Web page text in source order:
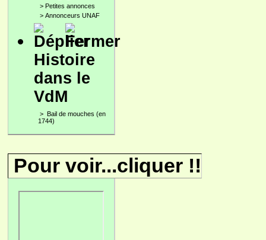
> Petites annonces
> Annonceurs UNAF
Histoire
dans le
VdM
> Bail de mouches (en
1744)
Pour voir...cliquer !!